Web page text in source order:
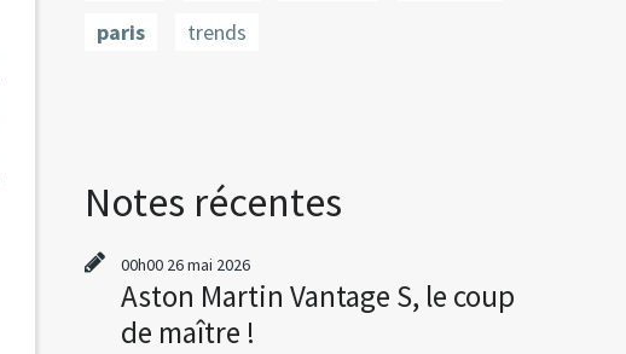
paris
trends
Notes récentes
00h00 26mai 2026
Aston Martin Vantage S, le coup
de maître !